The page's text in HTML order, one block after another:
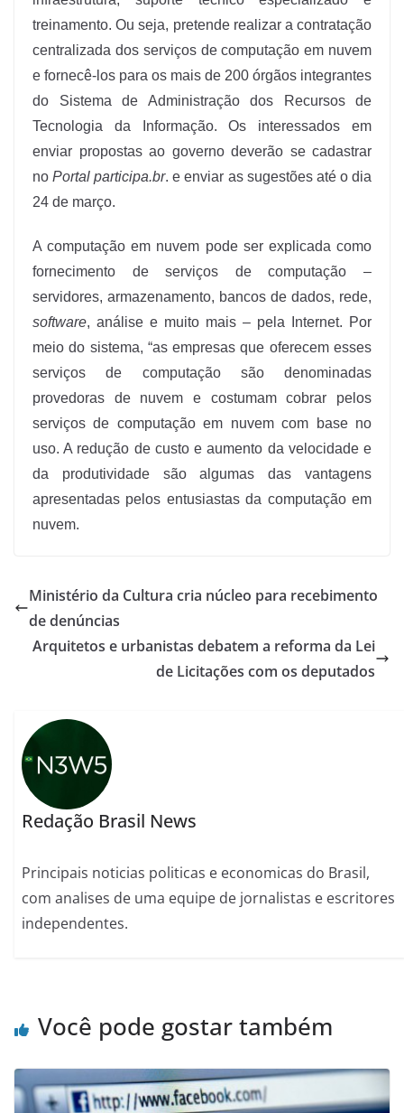
treinamento. Ou seja, pretende realizar a contratação
centralizada dos serviços de computação em nuvem
e fornecê-los para os mais de 200 órgãos integrantes
do Sistema de Administração dos Recursos de
Tecnologia da Informação. Os interessados em
enviar propostas ao governo deverão se cadastrar
noPortal participa.br. e enviar as sugestões até o dia
24 de março.
A computação em nuvem pode ser explicada como
fornecimento de serviços de computação –
servidores, armazenamento, bancos de dados, rede,
software, análise e muito mais – pela Internet. Por
meio do sistema, “as empresas que oferecem esses
serviços de computação são denominadas
provedoras de nuvem e costumam cobrar pelos
serviços de computação em nuvem com base no
uso. A redução de custo e aumento da velocidade e
da produtividade são algumas das vantagens
apresentadas pelos entusiastas da computação em
nuvem.
Ministério da Cultura cria núcleo para recebimento
de denúncias
Arquitetos e urbanistas debatem a reforma da Lei
de Licitações com os deputados
Redação Brasil News
Principais noticias politicas e economicas do Brasil,
com analises de uma equipe de jornalistas e escritores
independentes.
Você pode gostar também